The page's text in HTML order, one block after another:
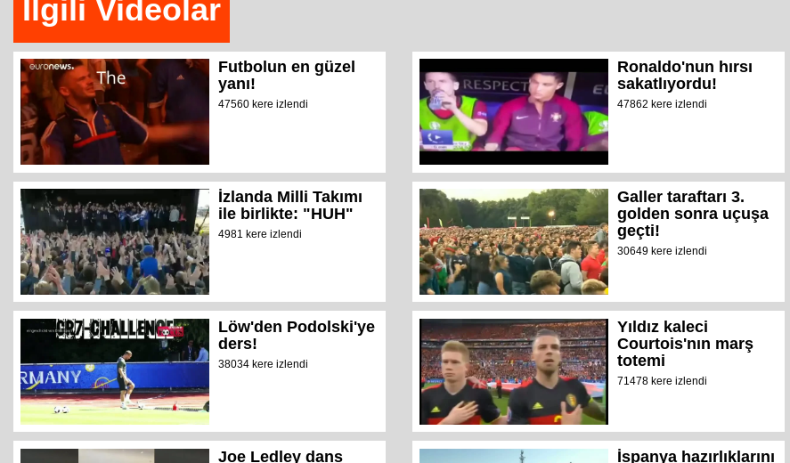
İlgili Videolar
Futbolun en güzel
yanı!
47560 kere izlendi
Ronaldo'nun hırsı
sakatlıyordu!
47862 kere izlendi
İzlanda Milli Takımı
ile birlikte: "HUH"
4981 kere izlendi
Galler taraftarı 3.
golden sonra uçuşa
geçti!
30649 kere izlendi
Löw'den Podolski'ye
ders!
38034 kere izlendi
Yıldız kaleci
Courtois'nın marş
totemi
71478 kere izlendi
Joe Ledley dans
İspanya hazırlıklarını